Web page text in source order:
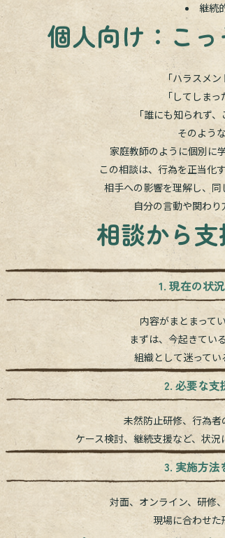
継続
個人向け：こ
「ハラスメ
「してしま
「誰にも知られず
そのよう
家庭教師のように個別に
この相談は、行為を正当化
相手への影響を理解し、同
自分の言動や関わり
相談から
1. 現在の状
内容がまとまって
まずは、今起きてい
組織として迷ってい
2. 必要な支
未然防止研修、行為者
ケース検討、継続支援など、状況
3. 実施方法
対面、オンライン、研修
現場に合わせた